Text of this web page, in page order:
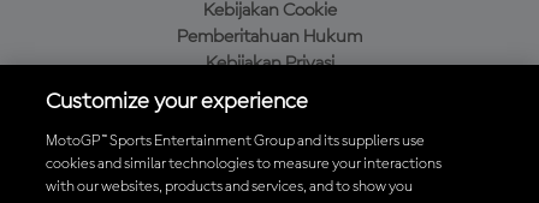
Kebijakan Cookie
Pemberitahuan Hukum
Kebijakan Privasi
Kebijakan Pembelian
Unduh Aplikasi Resmi MotoGP™
Customize your experience
MotoGP™ Sports Entertainment Group and its suppliers use
cookies and similar technologies to measure your interactions
with our websites, products and services, and to show you